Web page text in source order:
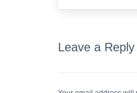
Leave a Reply